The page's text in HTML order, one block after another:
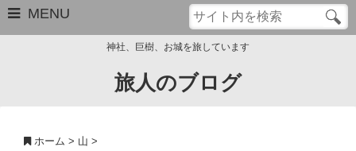
MENU
神社、巨樹、お城を旅しています
旅人のブログ
ホーム > 山 >